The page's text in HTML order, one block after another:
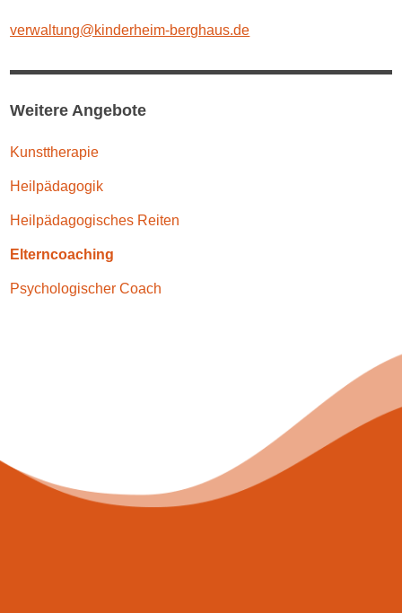
verwaltung@kinderheim-berghaus.de
Weitere Angebote
Kunsttherapie
Heilpädagogik
Heilpädagogisches Reiten
Elterncoaching
Psychologischer Coach